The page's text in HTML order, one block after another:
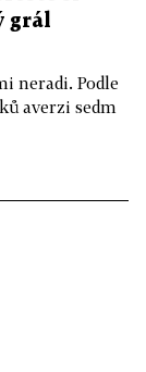
grál
neradi. Podle
averzi sedm